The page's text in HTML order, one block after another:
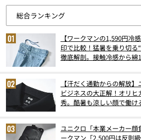
【ワークマンの1,590円冷
印で比較！猛暑を乗り切る
徹底解剖。接触冷感から綿
【汗だく通勤からの解放
ビジネスの大正解！オリ
秀。酷暑も涼しい顔で働け
ユニクロ「本業メーカー
ークマン「2,500円は反則